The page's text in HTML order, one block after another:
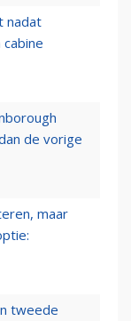
nadat
de vorige
maar
tweede